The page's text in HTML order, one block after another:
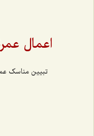
اعمال
تبیین مناسک